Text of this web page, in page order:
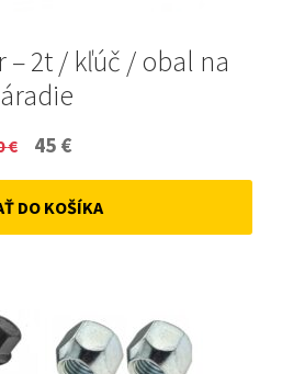
– 2t / kľúč / obal na
€
Original
price
was:
45 €
price
is:
DO KOŠÍKA